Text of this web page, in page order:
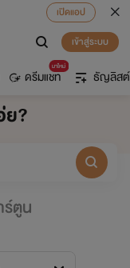
เปิดแอป
เข้าสู่ระบบ
มาใหม่
ดรีมแชท ธัญลิสต์
ย?
ตูน